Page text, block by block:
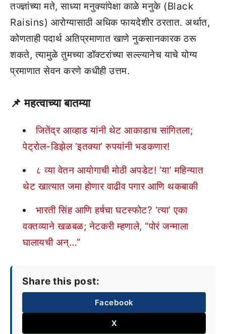
तज्ज्ञांच्या मते, साध्या मनुक्यांपेक्षा काळे मनुके (Black
Raisins) आरोग्यासाठी अधिक फायदेशीर ठरतात. अर्थात,
कोणताही पदार्थ अतिप्रमाणात खाणे नुकसानकारक ठरू
शकते, त्यामुळे तुमच्या डॉक्टरांच्या सल्ल्यानेच याचे योग्य
प्रमाणात सेवन करणे कधीही उत्तम.
📌महत्वाच्या बातम्या
जितेंद्र आव्हाड यांनी थेट आकाडाच सांगितला;
पेट्रोल-डिझेल ‘इतक्या’ रुपयांनी भडकणार!
८ व्या वेतन आयोगाची मोठी अपडेट! ‘या’ महिन्यात
थेट खात्यात जमा होणार वाढीव पगार आणि थकबाकी
भारती सिंह आणि हर्षचा घटस्फोट? ‘त्या’ एका
वक्तव्याने खळबळ; नेटकरी म्हणाले, “पोरं जन्माला
घालायची अन्…”
Share this post:
Facebook
X